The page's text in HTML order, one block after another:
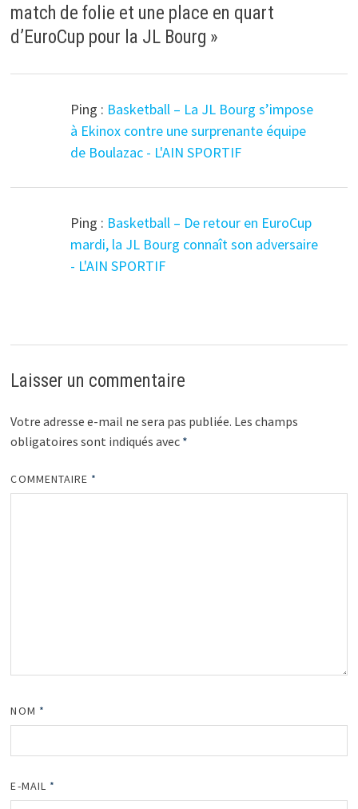
match de folie et une place en quart
d’EuroCup pour la JL Bourg »
Ping : Basketball – La JL Bourg s’impose
à Ekinox contre une surprenante équipe
de Boulazac - L'AIN SPORTIF
Ping : Basketball – De retour en EuroCup
mardi, la JL Bourg connaît son adversaire
- L'AIN SPORTIF
Laisser un commentaire
Votre adresse e-mail ne sera pas publiée. Les champs
obligatoires sont indiqués avec *
COMMENTAIRE *
NOM *
E-MAIL *